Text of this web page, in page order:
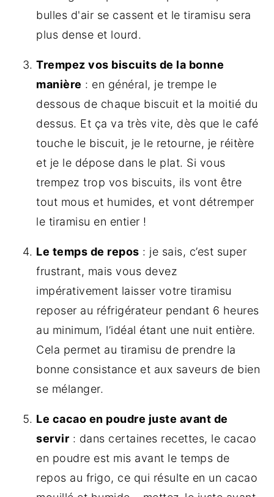
bulles d'air se cassent et le tiramisu sera
plus dense et lourd.
Trempez vos biscuits de la bonne
manière : en général, je trempe le
dessous de chaque biscuit et la moitié du
dessus. Et ça va très vite, dès que le café
touche le biscuit, je le retourne, je réitère
et je le dépose dans le plat. Si vous
trempez trop vos biscuits, ils vont être
tout mous et humides, et vont détremper
le tiramisu en entier !
Le temps de repos : je sais, c’est super
frustrant, mais vous devez
impérativement laisser votre tiramisu
reposer au réfrigérateur pendant 6 heures
au minimum, l’idéal étant une nuit entière.
Cela permet au tiramisu de prendre la
bonne consistance et aux saveurs de bien
se mélanger.
Le cacao en poudre juste avant de
servir : dans certaines recettes, le cacao
en poudre est mis avant le temps de
repos au frigo, ce qui résulte en un cacao